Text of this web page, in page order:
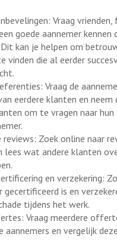
Vraag
goede aannemer kennen
kan je helpen om
vinden die al eerder
Vraag de
eerdere klanten en
om te vragen naar hun
reviews: Zoek online naar
lees wat andere klanten
en verzekering:
gecertificeerd is en
tijdens het werk.
Vraag meerdere
aannemers en vergelijk